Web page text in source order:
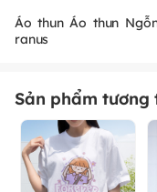
Áo thun Áo thun
ranus
Sản phẩm tương